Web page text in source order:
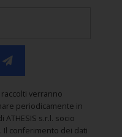
raccolti verranno
periodicamente in
s.r.l. socio
Il conferimento dei dati